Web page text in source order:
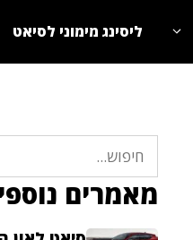
ליסינג מימוני לסיאט
מאמרים